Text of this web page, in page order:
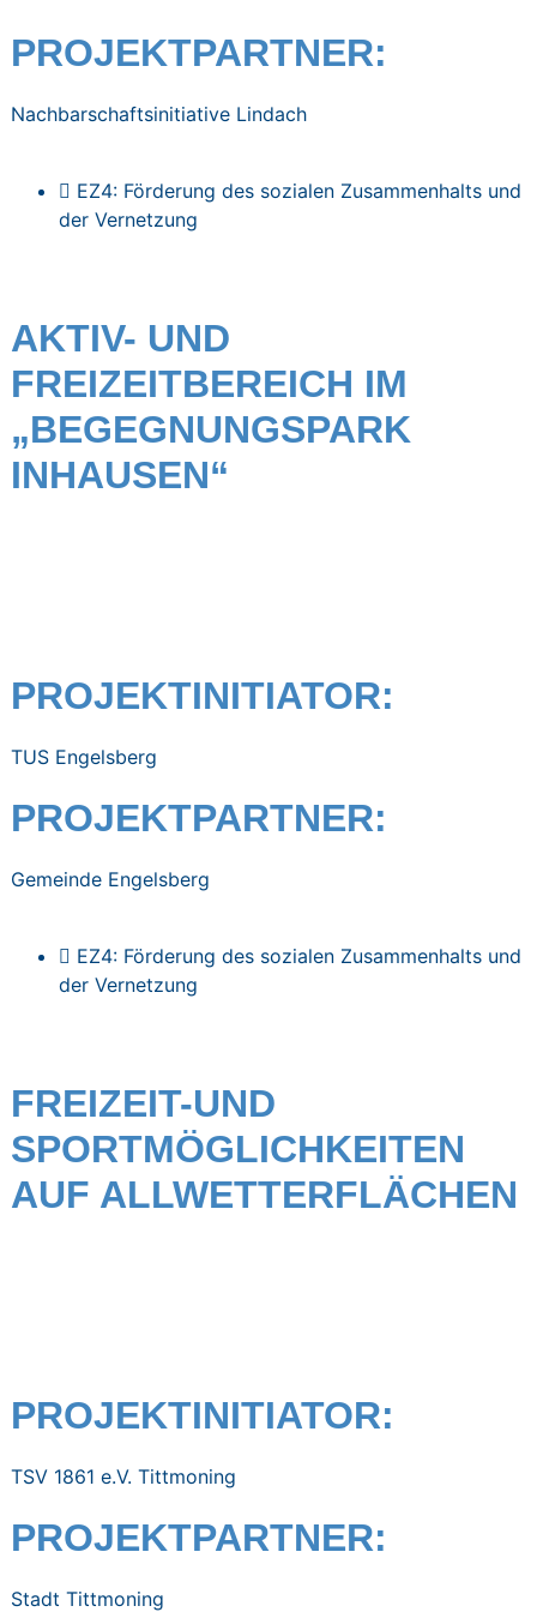
PROJEKTPARTNER:
Nachbarschaftsinitiative Lindach
EZ4: Förderung des sozialen Zusammenhalts und
der Vernetzung
AKTIV- UND
FREIZEITBEREICH IM
„BEGEGNUNGSPARK
INHAUSEN“
PROJEKTINITIATOR:
TUS Engelsberg
PROJEKTPARTNER:
Gemeinde Engelsberg
EZ4: Förderung des sozialen Zusammenhalts und
der Vernetzung
FREIZEIT-UND
SPORTMÖGLICHKEITEN
AUF ALLWETTERFLÄCHEN
PROJEKTINITIATOR:
TSV 1861 e.V. Tittmoning
PROJEKTPARTNER:
Stadt Tittmoning